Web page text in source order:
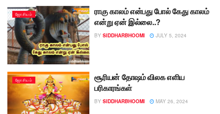
ஜோசியம்
ராகு காலம் என்பது போல் கேது காலம்
என்று ஏன் இல்லை..?
BY SIDDHARBHOOMI JULY 5, 2024
ஜோசியம்
சூரியன் தோஷம் விலக எளிய
பரிகாரங்கள்
BY SIDDHARBHOOMI MAY 26, 2024